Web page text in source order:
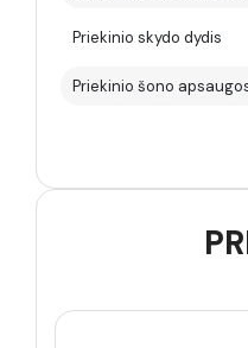
Priekinio skydo dydis
Priekinio šono